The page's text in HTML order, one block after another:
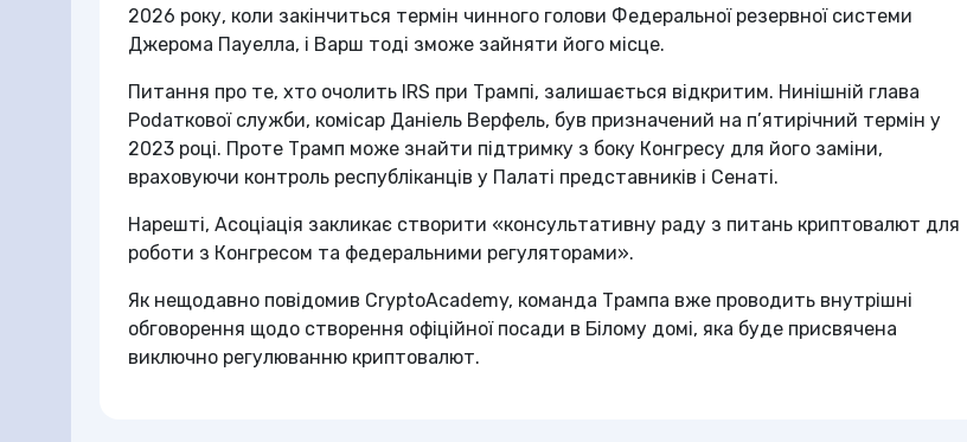
2026 року, коли закінчиться термін чинного голови Федеральної резервної системи
Джерома Пауелла, і Варш тоді зможе зайняти його місце.
Питання про те, хто очолить IRS при Трампі, залишається відкритим. Нинішній глава
Podаткової служби, комісар Даніель Верфель, був призначений на п’ятирічний термін у
2023 році. Проте Трамп може знайти підтримку з боку Конгресу для його заміни,
враховуючи контроль республіканців у Палаті представників і Сенаті.
Нарешті, Асоціація закликає створити «консультативну раду з питань криптовалют для
роботи з Конгресом та федеральними регуляторами».
Як нещодавно повідомив CryptoAcademy, команда Трампа вже проводить внутрішні
обговорення щодо створення офіційної посади в Білому домі, яка буде присвячена
виключно регулюванню криптовалют.